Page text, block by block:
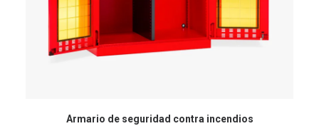
Armario de seguridad contra incendios